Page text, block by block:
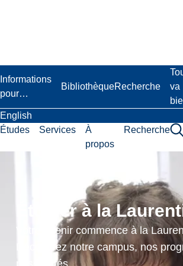
Informations
pour…
BibliothèqueRecherche
va
English
Études
Services
À
propos
Recherche
Étudier à la
Votre avenir commence à la
Découvrez notre campus, nos
possibilités.
Resources
Economics